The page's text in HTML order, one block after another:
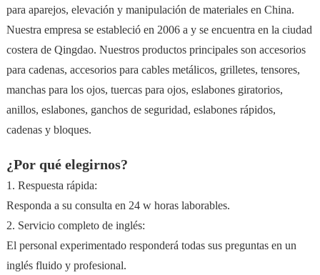
para aparejos, elevación y manipulación de materiales en China.
Nuestra empresa se estableció en 2006 a y se encuentra en la ciudad
costera de Qingdao. Nuestros productos principales son accesorios
para cadenas, accesorios para cables metálicos, grilletes, tensores,
manchas para los ojos, tuercas para ojos, eslabones giratorios,
anillos, eslabones, ganchos de seguridad, eslabones rápidos,
cadenas y bloques.
¿Por qué elegirnos?
1. Respuesta rápida:
Responda a su consulta en 24 w horas laborables.
2. Servicio completo de inglés:
El personal experimentado responderá todas sus preguntas en un
inglés fluido y profesional.